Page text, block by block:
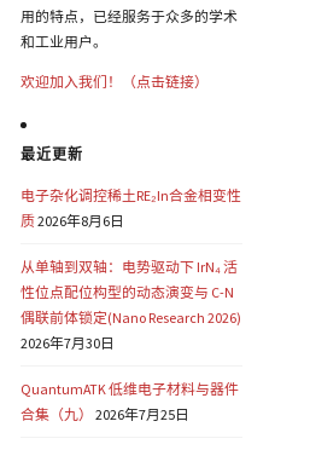
用的特点，已经服务于众多的学术
和工业用户。
欢迎加入我们！（点击链接）
最近更新
电子杂化调控稀土RE₂In合金相变性
质2026年8月6日
从单轴到双轴：电势驱动下 IrN₄ 活
性位点配位构型的动态演变与 C-N
偶联前体锁定(Nano Research 2026)
2026年7月30日
QuantumATK 低维电子材料与器件
合集（九）
2026年7月25日